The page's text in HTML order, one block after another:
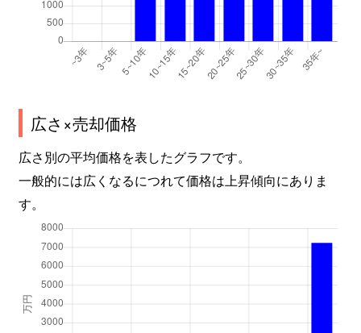
広さ×売却価格
広さ別の平均価格を表したグラフです。
一般的には広くなるにつれて価格は上昇傾向にありま
す。